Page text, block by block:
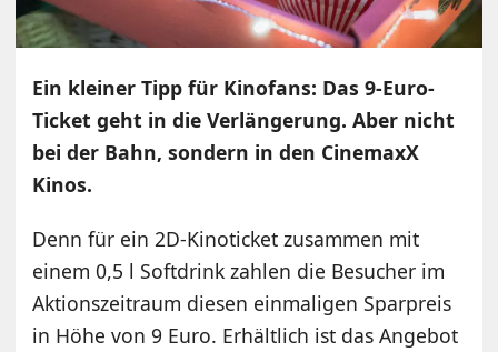
Ein kleiner Tipp für Kinofans: Das 9-Euro-
Ticket geht in die Verlängerung. Aber nicht
bei der Bahn, sondern in den CinemaxX
Kinos.
Denn für ein 2D-Kinoticket zusammen mit
einem 0,5 l Softdrink zahlen die Besucher im
Aktionszeitraum diesen einmaligen Sparpreis
in Höhe von 9 Euro. Erhältlich ist das Angebot